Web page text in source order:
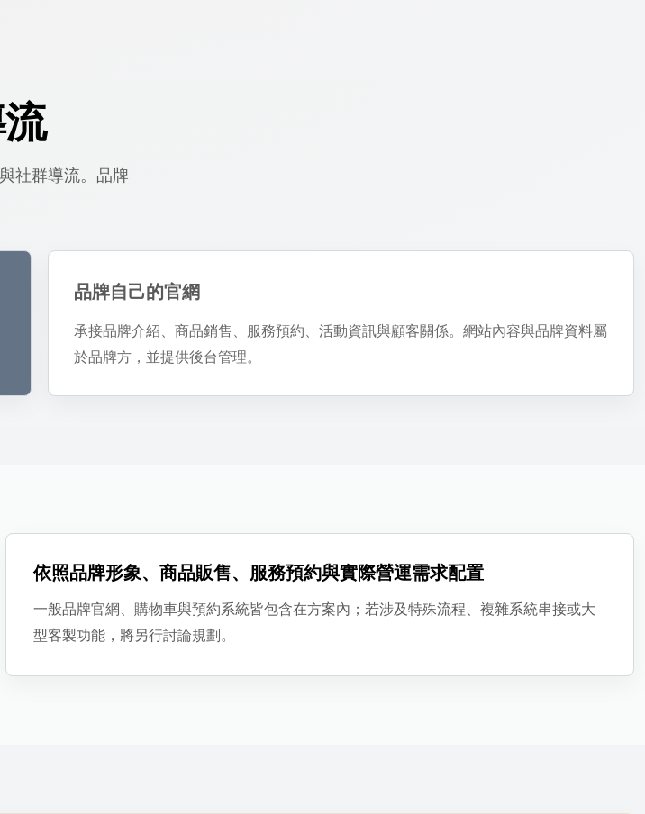
社群導流。品牌
品牌自己的官網
承接品牌介紹、商品銷售、服務預約、活動資訊與顧客關係。網站內容與品牌資料屬
於品牌方，並提供後台管理。
依照品牌形象、商品販售、服務預約與實際營運需求配置
一般品牌官網、購物車與預約系統皆包含在方案內；若涉及特殊流程、複雜系統串接或大
型客製功能，將另行討論規劃。